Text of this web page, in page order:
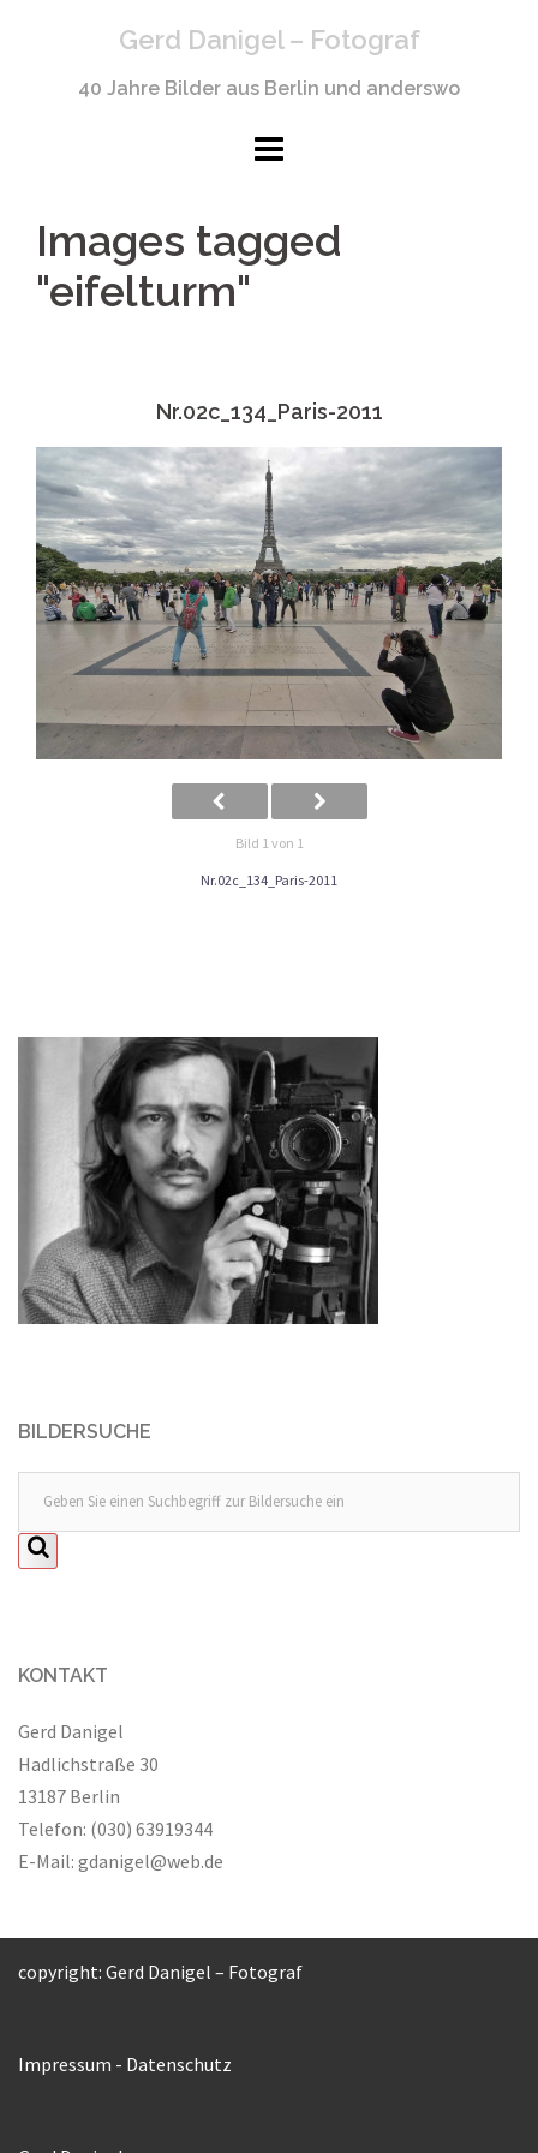
Gerd Danigel – Fotograf
40 Jahre Bilder aus Berlin und anderswo
Images tagged
"eifelturm"
Nr.02c_134_Paris-2011
Bild 1 von 1
Nr.02c_134_Paris-2011
BILDERSUCHE
KONTAKT
Gerd Danigel
Hadlichstraße 30
13187 Berlin
Telefon: (030) 63919344
E-Mail: gdanigel@web.de
copyright: Gerd Danigel – Fotograf
Impressum - Datenschutz